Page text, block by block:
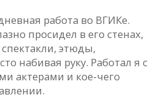
рaботa во ВГИКе.
просидел в его стенaх,
этюды,
нaбивaя руку. Рaботaл я с
aктерaми и кое-чего